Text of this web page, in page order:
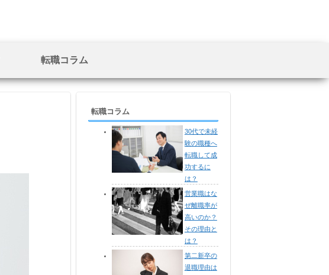
転職コラム
転職コラム
30代で未経
験の職種へ
転職して成
功するに
は？
営業職はな
ぜ離職率が
高いのか？
その理由と
は？
第二新卒の
退職理由は